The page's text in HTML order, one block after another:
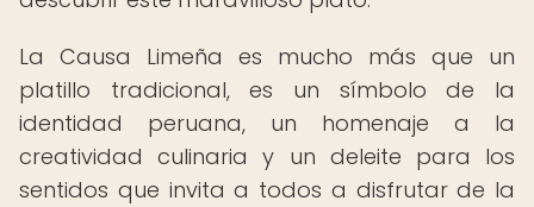
La Causa Limeña es mucho más que un
platillo tradicional, es un símbolo de la
identidad peruana, un homenaje a la
creatividad culinaria y un deleite para los
sentidos que invita a todos a disfrutar de la